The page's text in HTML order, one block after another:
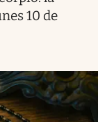
10 de